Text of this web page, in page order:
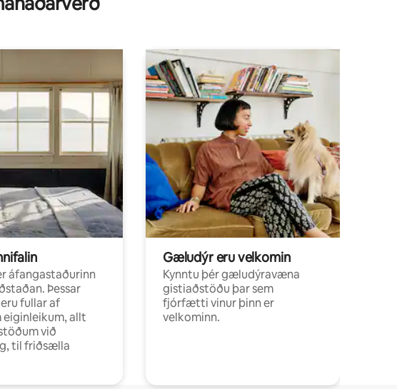
áfangastaðurinn
Þessar
fullar af
allt
við
til friðsælla
Gæludýr eru velkomin
Kynntu þér gæludýravæna
gistiaðstöðu þar sem
fjórfætti vinur þinn er
velkominn.